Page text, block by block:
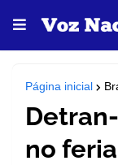
Página inicial
no